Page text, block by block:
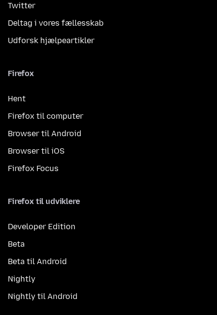
Twitter
Deltag i vores fællesskab
Udforsk hjælpeartikler
Firefox
Hent
Firefox til computer
Browser til Android
Browser til iOS
Firefox Focus
Firefox til udviklere
Developer Edition
Beta
Beta til Android
Nightly
Nightly til Android